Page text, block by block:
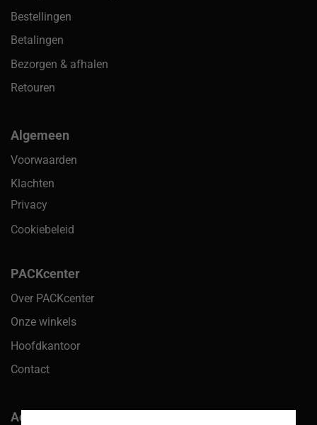
Bestellingen
Betalingen
Bezorgen & afhalen
Retouren
Algemeen
Voorwaarden
Klachten
Privacy
Cookiebeleid
PACKcenter
Over PACKcenter
Onze winkels
Hoofdkantoor
Contact
Adres hoofdkantoor